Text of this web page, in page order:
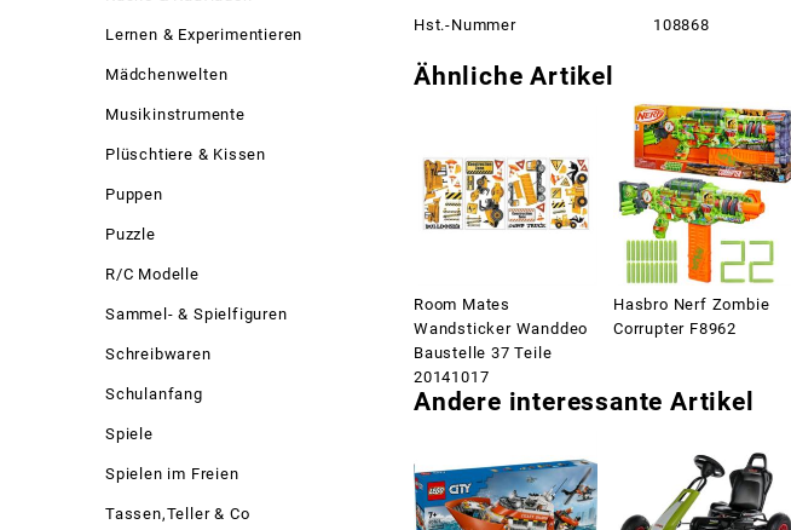
Lernen & Experimentieren
Mädchenwelten
Musikinstrumente
Plüschtiere & Kissen
Puppen
Puzzle
R/C Modelle
Sammel- & Spielfiguren
Schreibwaren
Schulanfang
Spiele
Spielen im Freien
Tassen,Teller & Co
Hst.-Nummer
108868
Ähnliche Artikel
Room Mates
Wandsticker Wanddeo
Baustelle 37 Teile
20141017
Hasbro Nerf Zombie
Corrupter F8962
Andere interessante Artikel